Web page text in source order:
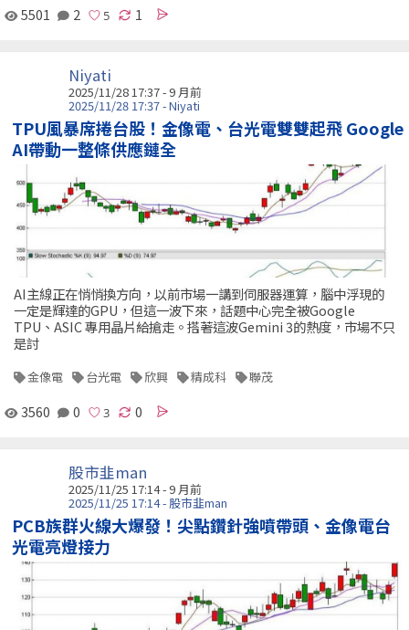
5501 2 1
Niyati
2025/11/28 17:37 - 9 月前
2025/11/28 17:37 - Niyati
TPU風暴席捲台股！金像電、台光電雙雙起飛 Google
AI帶動一整條供應鏈全
AI主線正在悄悄換方向，以前市場一講到伺服器運算，腦中浮現的
一定是輝達的GPU，但這一波下來，話題中心完全被Google
TPU、ASIC 專用晶片給搶走。搭著這波Gemini 3的熱度，市場不只
是討
金像電 台光電 欣興 精成科 聯茂
3560 0 0
股市韭man
2025/11/25 17:14 - 9 月前
2025/11/25 17:14 - 股市韭man
PCB族群火線大爆發！尖點鑽針強噴帶頭、金像電台
光電亮燈接力